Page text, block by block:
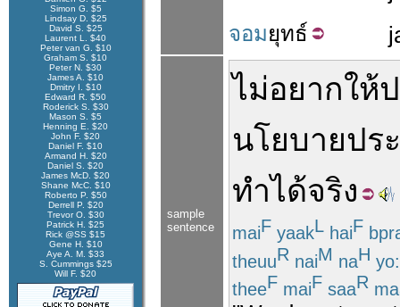
Simon G. $5
Lindsay D. $25
David S. $25
Laurent L. $40
Peter van G. $10
Graham S. $10
Peter N. $30
James A. $10
Dmitry I. $10
Edward R. $50
Roderick S. $30
Mason S. $5
Henning E. $20
John F. $20
Daniel F. $10
Armand H. $20
Daniel S. $20
James McD. $20
Shane McC. $10
Roberto P. $50
Derrell P. $20
Trevor O. $30
Patrick H. $25
Rick @SS $15
Gene H. $10
Aye A. M. $33
S. Cummings $25
Will F. $20
จอมยุทธ์
sample
sentence
ไม่อยากให้
นโยบายปร
ทำได้จริง
maiF yaakL haiF
theuuR naiM naH
theeF maiF saaR